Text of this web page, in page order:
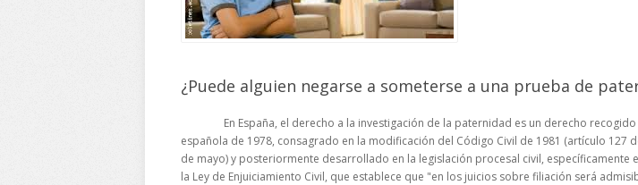
¿Puede alguien negarse a someterse a una prueba de
En España, el derecho a la investigación de la paternidad es un derecho recogido
española de 1978, consagrado en la modificación del Código Civil de 1981 (artículo 127
de mayo) y posteriormente desarrollado en la legislación procesal civil, específicamente
la Ley de Enjuiciamiento Civil, que establece que "en los juicios sobre filiación será